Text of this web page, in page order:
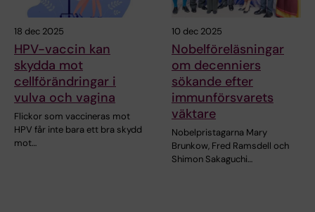
18 dec 2025
HPV-vaccin kan
skydda mot
cellförändringar i
vulva och vagina
Flickor som vaccineras mot
HPV får inte bara ett bra skydd
mot…
10 dec 2025
Nobelföreläsningar
om decenniers
sökande efter
immunförsvarets
väktare
Nobelpristagarna Mary
Brunkow, Fred Ramsdell och
Shimon Sakaguchi…